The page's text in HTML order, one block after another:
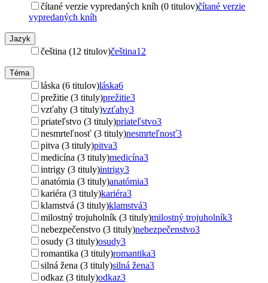
čítané verzie vypredaných kníh (0 titulov)čítané verzie
vypredaných kníh
Jazyk
čeština (12 titulov)čeština12
Téma
láska (6 titulov)láska6
prežitie (3 tituly)prežitie3
vzťahy (3 tituly)vzťahy3
priateľstvo (3 tituly)priateľstvo3
nesmrteľnosť (3 tituly)nesmrteľnosť3
pitva (3 tituly)pitva3
medicína (3 tituly)medicína3
intrigy (3 tituly)intrigy3
anatómia (3 tituly)anatómia3
kariéra (3 tituly)kariéra3
klamstvá (3 tituly)klamstvá3
milostný trojuholník (3 tituly)milostný trojuholník3
nebezpečenstvo (3 tituly)nebezpečenstvo3
osudy (3 tituly)osudy3
romantika (3 tituly)romantika3
silná žena (3 tituly)silná žena3
odkaz (3 tituly)odkaz3